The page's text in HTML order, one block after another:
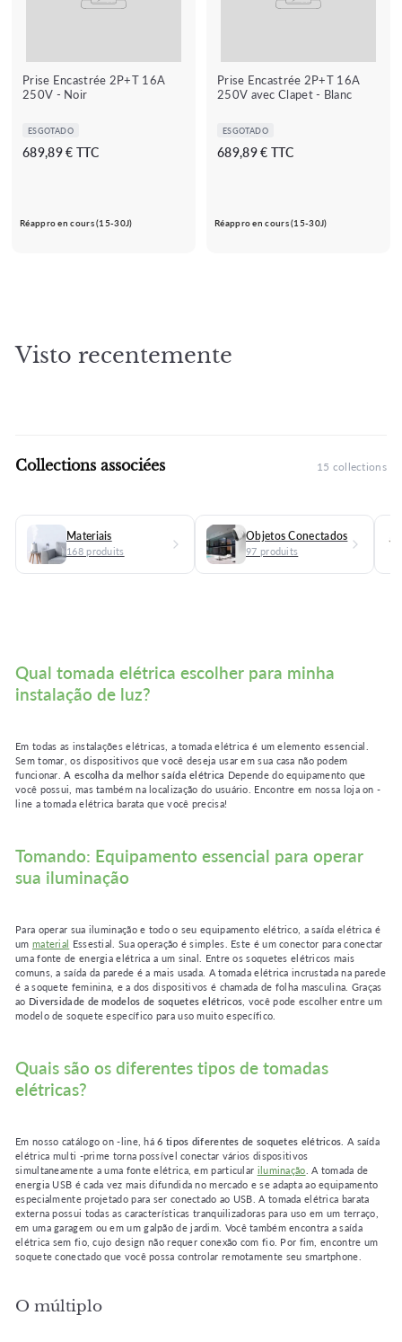
Prise Encastrée 2P+T 16A
250V - Noir
ESGOTADO
689,89 € TTC6
8
Réappro en cours (15-30J)
Prise Encastrée 2P+T 16A
250V avec Clapet - Blanc
ESGOTADO
689,89 € TTC6
8
Réappro en cours (15-30J)
Visto recentemente
Collections associées 15 collections
Materiais
168 produits
Objetos Conectados
97 produits
Qual tomada elétrica escolher para minha
instalação de luz?
Em todas as instalações elétricas, a tomada elétrica é um elemento essencial.
Sem tomar, os dispositivos que você deseja usar em sua casa não podem
funcionar.A escolha da melhor saída elétrica Depende do equipamento que
você possui, mas também na localização do usuário. Encontre em nossa loja on -
line a tomada elétrica barata que você precisa!
Tomando: Equipamento essencial para operar
sua iluminação
Para operar sua iluminação e todo o seu equipamento elétrico, a saída elétrica é
um material Essestial. Sua operação é simples. Este é um conector para conectar
uma fonte de energia elétrica a um sinal. Entre os soquetes elétricos mais
comuns, a saída da parede é a mais usada. A tomada elétrica incrustada na parede
é a soquete feminina, e a dos dispositivos é chamada de folha masculina. Graças
ao Diversidade de modelos de soquetes elétricos , você pode escolher entre um
modelo de soquete específico para uso muito específico.
Quais são os diferentes tipos de tomadas
elétricas?
Em nosso catálogo on -line, há6 tipos diferentes de soquetes elétricos . A saída
elétrica multi -prime torna possível conectar vários dispositivos
simultaneamente a uma fonte elétrica, em particular iluminação . A tomada de
energia USB é cada vez mais difundida no mercado e se adapta ao equipamento
especialmente projetado para ser conectado ao USB. A tomada elétrica barata
externa possui todas as características tranquilizadoras para uso em um terraço,
em uma garagem ou em um galpão de jardim. Você também encontra a saída
elétrica sem fio, cujo design não requer conexão com fio. Por fim, encontre um
soquete conectado que você possa controlar remotamente seu smartphone.
O múltiplo